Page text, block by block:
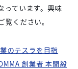
っています。興味
ください。
のテスラを目指
創業者 本間毅